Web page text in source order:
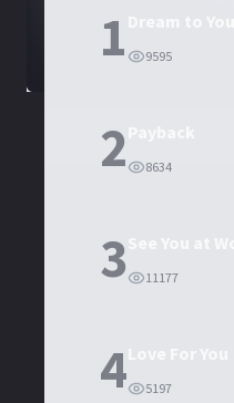
1 9595
2 8634
3 11177
4 5197